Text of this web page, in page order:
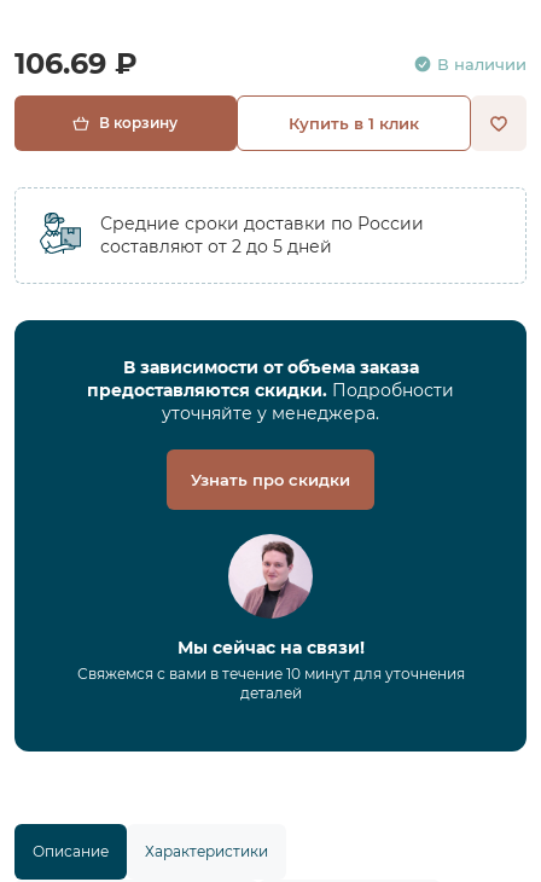
106.69 ₽ В наличии
В корзину Купить в 1 клик
Средние сроки доставки по России
составляют от 2 до 5 дней
В зависимости от объема заказа
предоставляются скидки. Подробности
уточняйте у менеджера.
Узнать про скидки
Мы сейчас на связи!
Свяжемся с вами в течение 10 минут для уточнения
деталей
Описание Характеристики